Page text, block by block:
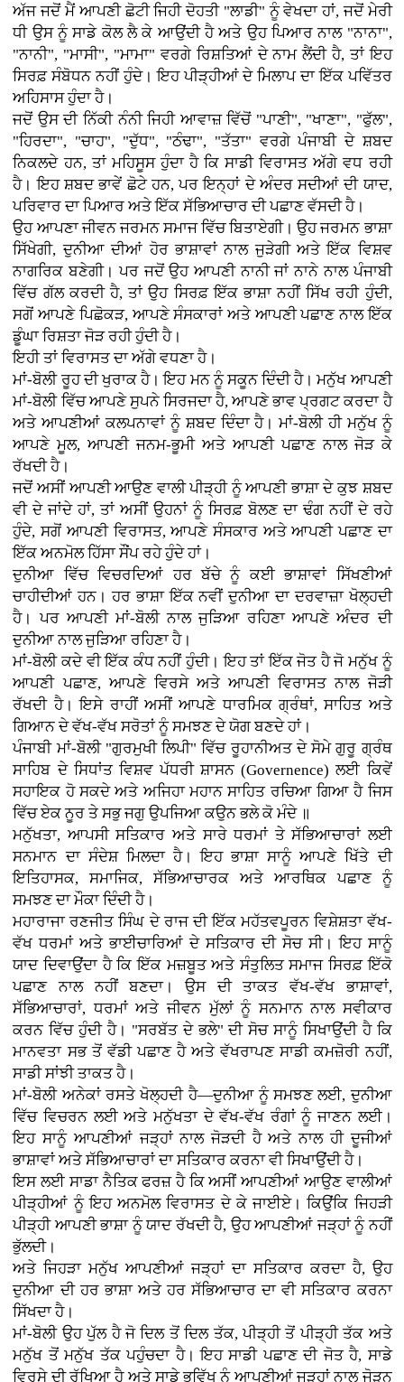
ਅੱਜ ਜਦੋਂ ਮੈਂ ਆਪਣੀ ਛੋਟੀ ਜਿਹੀ ਦੋਹਤੀ "ਲਾਡੀ" ਨੂੰ ਵੇਖਦਾ ਹਾਂ, ਜਦੋਂ ਮੇਰੀ
ਧੀ ਉਸ ਨੂੰ ਸਾਡੇ ਕੋਲ ਲੈ ਕੇ ਆਉਂਦੀ ਹੈ ਅਤੇ ਉਹ ਪਿਆਰ ਨਾਲ "ਨਾਨਾ",
"ਨਾਨੀ", "ਮਾਸੀ", "ਮਾਮਾ" ਵਰਗੇ ਰਿਸ਼ਤਿਆਂ ਦੇ ਨਾਮ ਲੈਂਦੀ ਹੈ, ਤਾਂ ਇਹ
ਸਿਰਫ਼ ਸੰਬੋਧਨ ਨਹੀਂ ਹੁੰਦੇ। ਇਹ ਪੀੜ੍ਹੀਆਂ ਦੇ ਮਿਲਾਪ ਦਾ ਇੱਕ ਪਵਿੱਤਰ
ਅਹਿਸਾਸ ਹੁੰਦਾ ਹੈ।
ਜਦੋਂ ਉਸ ਦੀ ਨਿੱਕੀ ਨੰਨੀ ਜਿਹੀ ਆਵਾਜ਼ ਵਿੱਚੋਂ "ਪਾਣੀ", "ਖਾਣਾ", "ਫੁੱਲ",
"ਹਿਰਦਾ", "ਚਾਹ", "ਦੁੱਧ", "ਠੰਢਾ", "ਤੱਤਾ" ਵਰਗੇ ਪੰਜਾਬੀ ਦੇ ਸ਼ਬਦ
ਨਿਕਲਦੇ ਹਨ, ਤਾਂ ਮਹਿਸੂਸ ਹੁੰਦਾ ਹੈ ਕਿ ਸਾਡੀ ਵਿਰਾਸਤ ਅੱਗੇ ਵਧ ਰਹੀ
ਹੈ। ਇਹ ਸ਼ਬਦ ਭਾਵੇਂ ਛੋਟੇ ਹਨ, ਪਰ ਇਨ੍ਹਾਂ ਦੇ ਅੰਦਰ ਸਦੀਆਂ ਦੀ ਯਾਦ,
ਪਰਿਵਾਰ ਦਾ ਪਿਆਰ ਅਤੇ ਇੱਕ ਸੱਭਿਆਚਾਰ ਦੀ ਪਛਾਣ ਵੱਸਦੀ ਹੈ।
ਉਹ ਆਪਣਾ ਜੀਵਨ ਜਰਮਨ ਸਮਾਜ ਵਿੱਚ ਬਿਤਾਏਗੀ। ਉਹ ਜਰਮਨ ਭਾਸ਼ਾ
ਸਿੱਖੇਗੀ, ਦੁਨੀਆ ਦੀਆਂ ਹੋਰ ਭਾਸ਼ਾਵਾਂ ਨਾਲ ਜੁੜੇਗੀ ਅਤੇ ਇੱਕ ਵਿਸ਼ਵ
ਨਾਗਰਿਕ ਬਣੇਗੀ। ਪਰ ਜਦੋਂ ਉਹ ਆਪਣੀ ਨਾਨੀ ਜਾਂ ਨਾਨੇ ਨਾਲ ਪੰਜਾਬੀ
ਵਿੱਚ ਗੱਲ ਕਰਦੀ ਹੈ, ਤਾਂ ਉਹ ਸਿਰਫ਼ ਇੱਕ ਭਾਸ਼ਾ ਨਹੀਂ ਸਿੱਖ ਰਹੀ ਹੁੰਦੀ,
ਸਗੋਂ ਆਪਣੇ ਪਿਛੋਕੜ, ਆਪਣੇ ਸੰਸਕਾਰਾਂ ਅਤੇ ਆਪਣੀ ਪਛਾਣ ਨਾਲ ਇੱਕ
ਡੂੰਘਾ ਰਿਸ਼ਤਾ ਜੋੜ ਰਹੀ ਹੁੰਦੀ ਹੈ।
ਇਹੀ ਤਾਂ ਵਿਰਾਸਤ ਦਾ ਅੱਗੇ ਵਧਣਾ ਹੈ।
ਮਾਂ-ਬੋਲੀ ਰੂਹ ਦੀ ਖੁਰਾਕ ਹੈ। ਇਹ ਮਨ ਨੂੰ ਸਕੂਨ ਦਿੰਦੀ ਹੈ। ਮਨੁੱਖ ਆਪਣੀ
ਮਾਂ-ਬੋਲੀ ਵਿੱਚ ਆਪਣੇ ਸੁਪਨੇ ਸਿਰਜਦਾ ਹੈ, ਆਪਣੇ ਭਾਵ ਪ੍ਰਗਟ ਕਰਦਾ ਹੈ
ਅਤੇ ਆਪਣੀਆਂ ਕਲਪਨਾਵਾਂ ਨੂੰ ਸ਼ਬਦ ਦਿੰਦਾ ਹੈ। ਮਾਂ-ਬੋਲੀ ਹੀ ਮਨੁੱਖ ਨੂੰ
ਆਪਣੇ ਮੂਲ, ਆਪਣੀ ਜਨਮ-ਭੂਮੀ ਅਤੇ ਆਪਣੀ ਪਛਾਣ ਨਾਲ ਜੋੜ ਕੇ
ਰੱਖਦੀ ਹੈ।
ਜਦੋਂ ਅਸੀਂ ਆਪਣੀ ਆਉਣ ਵਾਲੀ ਪੀੜ੍ਹੀ ਨੂੰ ਆਪਣੀ ਭਾਸ਼ਾ ਦੇ ਕੁਝ ਸ਼ਬਦ
ਵੀ ਦੇ ਜਾਂਦੇ ਹਾਂ, ਤਾਂ ਅਸੀਂ ਉਹਨਾਂ ਨੂੰ ਸਿਰਫ਼ ਬੋਲਣ ਦਾ ਢੰਗ ਨਹੀਂ ਦੇ ਰਹੇ
ਹੁੰਦੇ, ਸਗੋਂ ਆਪਣੀ ਵਿਰਾਸਤ, ਆਪਣੇ ਸੰਸਕਾਰ ਅਤੇ ਆਪਣੀ ਪਛਾਣ ਦਾ
ਇੱਕ ਅਨਮੋਲ ਹਿੱਸਾ ਸੌਂਪ ਰਹੇ ਹੁੰਦੇ ਹਾਂ।
ਦੁਨੀਆ ਵਿੱਚ ਵਿਚਰਦਿਆਂ ਹਰ ਬੱਚੇ ਨੂੰ ਕਈ ਭਾਸ਼ਾਵਾਂ ਸਿੱਖਣੀਆਂ
ਚਾਹੀਦੀਆਂ ਹਨ। ਹਰ ਭਾਸ਼ਾ ਇੱਕ ਨਵੀਂ ਦੁਨੀਆ ਦਾ ਦਰਵਾਜ਼ਾ ਖੋਲ੍ਹਦੀ
ਹੈ। ਪਰ ਆਪਣੀ ਮਾਂ-ਬੋਲੀ ਨਾਲ ਜੁੜਿਆ ਰਹਿਣਾ ਆਪਣੇ ਅੰਦਰ ਦੀ
ਦੁਨੀਆ ਨਾਲ ਜੁੜਿਆ ਰਹਿਣਾ ਹੈ।
ਮਾਂ-ਬੋਲੀ ਕਦੇ ਵੀ ਇੱਕ ਕੰਧ ਨਹੀਂ ਹੁੰਦੀ। ਇਹ ਤਾਂ ਇੱਕ ਜੋਤ ਹੈ ਜੋ ਮਨੁੱਖ ਨੂੰ
ਆਪਣੀ ਪਛਾਣ, ਆਪਣੇ ਵਿਰਸੇ ਅਤੇ ਆਪਣੀ ਵਿਰਾਸਤ ਨਾਲ ਜੋੜੀ
ਰੱਖਦੀ ਹੈ। ਇਸੇ ਰਾਹੀਂ ਅਸੀਂ ਆਪਣੇ ਧਾਰਮਿਕ ਗ੍ਰੰਥਾਂ, ਸਾਹਿਤ ਅਤੇ
ਗਿਆਨ ਦੇ ਵੱਖ-ਵੱਖ ਸਰੋਤਾਂ ਨੂੰ ਸਮਝਣ ਦੇ ਯੋਗ ਬਣਦੇ ਹਾਂ।
ਪੰਜਾਬੀ ਮਾਂ-ਬੋਲੀ "ਗੁਰਮੁਖੀ ਲਿਪੀ" ਵਿੱਚ ਰੂਹਾਨੀਅਤ ਦੇ ਸੋਮੇ ਗੁਰੂ ਗ੍ਰੰਥ
ਸਾਹਿਬ ਦੇ ਸਿਧਾਂਤ ਵਿਸ਼ਵ ਪੱਧਰੀ ਸ਼ਾਸਨ (Governence) ਲਈ ਕਿਵੇਂ
ਸਹਾਇਕ ਹੋ ਸਕਦੇ ਅਤੇ ਅਜਿਹਾ ਮਹਾਨ ਸਾਹਿਤ ਰਚਿਆ ਗਿਆ ਹੈ ਜਿਸ
ਵਿੱਚ ਏਕ ਨੂਰ ਤੇ ਸਭੁ ਜਗੁ ਉਪਜਿਆ ਕਉਨ ਭਲੇ ਕੋ ਮੰਦੇ ॥
ਮਨੁੱਖਤਾ, ਆਪਸੀ ਸਤਿਕਾਰ ਅਤੇ ਸਾਰੇ ਧਰਮਾਂ ਤੇ ਸੱਭਿਆਚਾਰਾਂ ਲਈ
ਸਨਮਾਨ ਦਾ ਸੰਦੇਸ਼ ਮਿਲਦਾ ਹੈ। ਇਹ ਭਾਸ਼ਾ ਸਾਨੂੰ ਆਪਣੇ ਖਿੱਤੇ ਦੀ
ਇਤਿਹਾਸਕ, ਸਮਾਜਿਕ, ਸੱਭਿਆਚਾਰਕ ਅਤੇ ਆਰਥਿਕ ਪਛਾਣ ਨੂੰ
ਸਮਝਣ ਦਾ ਮੌਕਾ ਦਿੰਦੀ ਹੈ।
ਮਹਾਰਾਜਾ ਰਣਜੀਤ ਸਿੰਘ ਦੇ ਰਾਜ ਦੀ ਇੱਕ ਮਹੱਤਵਪੂਰਨ ਵਿਸ਼ੇਸ਼ਤਾ ਵੱਖ-
ਵੱਖ ਧਰਮਾਂ ਅਤੇ ਭਾਈਚਾਰਿਆਂ ਦੇ ਸਤਿਕਾਰ ਦੀ ਸੋਚ ਸੀ। ਇਹ ਸਾਨੂੰ
ਯਾਦ ਦਿਵਾਉਂਦਾ ਹੈ ਕਿ ਇੱਕ ਮਜ਼ਬੂਤ ਅਤੇ ਸੰਤੁਲਿਤ ਸਮਾਜ ਸਿਰਫ਼ ਇੱਕੋ
ਪਛਾਣ ਨਾਲ ਨਹੀਂ ਬਣਦਾ। ਉਸ ਦੀ ਤਾਕਤ ਵੱਖ-ਵੱਖ ਭਾਸ਼ਾਵਾਂ,
ਸੱਭਿਆਚਾਰਾਂ, ਧਰਮਾਂ ਅਤੇ ਜੀਵਨ ਮੁੱਲਾਂ ਨੂੰ ਸਨਮਾਨ ਨਾਲ ਸਵੀਕਾਰ
ਕਰਨ ਵਿੱਚ ਹੁੰਦੀ ਹੈ। "ਸਰਬੱਤ ਦੇ ਭਲੇ" ਦੀ ਸੋਚ ਸਾਨੂੰ ਸਿਖਾਉਂਦੀ ਹੈ ਕਿ
ਮਾਨਵਤਾ ਸਭ ਤੋਂ ਵੱਡੀ ਪਛਾਣ ਹੈ ਅਤੇ ਵੱਖਰਾਪਣ ਸਾਡੀ ਕਮਜ਼ੋਰੀ ਨਹੀਂ,
ਸਾਡੀ ਸਾਂਝੀ ਤਾਕਤ ਹੈ।
ਮਾਂ-ਬੋਲੀ ਅਨੇਕਾਂ ਰਸਤੇ ਖੋਲ੍ਹਦੀ ਹੈ—ਦੁਨੀਆ ਨੂੰ ਸਮਝਣ ਲਈ, ਦੁਨੀਆ
ਵਿੱਚ ਵਿਚਰਨ ਲਈ ਅਤੇ ਮਨੁੱਖਤਾ ਦੇ ਵੱਖ-ਵੱਖ ਰੰਗਾਂ ਨੂੰ ਜਾਣਨ ਲਈ।
ਇਹ ਸਾਨੂੰ ਆਪਣੀਆਂ ਜੜ੍ਹਾਂ ਨਾਲ ਜੋੜਦੀ ਹੈ ਅਤੇ ਨਾਲ ਹੀ ਦੂਜੀਆਂ
ਭਾਸ਼ਾਵਾਂ ਅਤੇ ਸੱਭਿਆਚਾਰਾਂ ਦਾ ਸਤਿਕਾਰ ਕਰਨਾ ਵੀ ਸਿਖਾਉਂਦੀ ਹੈ।
ਇਸ ਲਈ ਸਾਡਾ ਨੈਤਿਕ ਫਰਜ਼ ਹੈ ਕਿ ਅਸੀਂ ਆਪਣੀਆਂ ਆਉਣ ਵਾਲੀਆਂ
ਪੀੜ੍ਹੀਆਂ ਨੂੰ ਇਹ ਅਨਮੋਲ ਵਿਰਾਸਤ ਦੇ ਕੇ ਜਾਈਏ। ਕਿਉਂਕਿ ਜਿਹੜੀ
ਪੀੜ੍ਹੀ ਆਪਣੀ ਭਾਸ਼ਾ ਨੂੰ ਯਾਦ ਰੱਖਦੀ ਹੈ, ਉਹ ਆਪਣੀਆਂ ਜੜ੍ਹਾਂ ਨੂੰ ਨਹੀਂ
ਭੁੱਲਦੀ।
ਅਤੇ ਜਿਹੜਾ ਮਨੁੱਖ ਆਪਣੀਆਂ ਜੜ੍ਹਾਂ ਦਾ ਸਤਿਕਾਰ ਕਰਦਾ ਹੈ, ਉਹ
ਦੁਨੀਆ ਦੀ ਹਰ ਭਾਸ਼ਾ ਅਤੇ ਹਰ ਸੱਭਿਆਚਾਰ ਦਾ ਵੀ ਸਤਿਕਾਰ ਕਰਨਾ
ਸਿੱਖਦਾ ਹੈ।
ਮਾਂ-ਬੋਲੀ ਉਹ ਪੁੱਲ ਹੈ ਜੋ ਦਿਲ ਤੋਂ ਦਿਲ ਤੱਕ, ਪੀੜ੍ਹੀ ਤੋਂ ਪੀੜ੍ਹੀ ਤੱਕ ਅਤੇ
ਮਨੁੱਖ ਤੋਂ ਮਨੁੱਖ ਤੱਕ ਪਹੁੰਚਦਾ ਹੈ। ਇਹ ਸਾਡੀ ਪਛਾਣ ਦੀ ਜੋਤ ਹੈ, ਸਾਡੇ
ਵਿਰਸੇ ਦੀ ਰੱਖਿਆ ਹੈ ਅਤੇ ਸਾਡੇ ਭਵਿੱਖ ਨੂੰ ਆਪਣੀਆਂ ਜੜ੍ਹਾਂ ਨਾਲ ਜੋੜਨ